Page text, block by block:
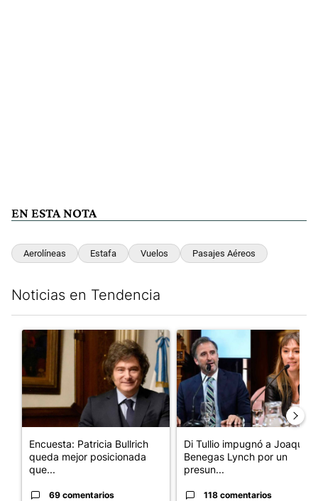
EN ESTA NOTA
Aerolíneas Estafa Vuelos Pasajes Aéreos
Noticias en Tendencia
Un artículo de tendencia con el título "Encuesta: Patricia
Encuesta: Patricia Bullrich
queda mejor posicionada
que...
69 comentarios
Un artículo de tendencia con
Di Tullio impugnó a Joaquín
Benegas Lynch por un
presun...
118 comentarios